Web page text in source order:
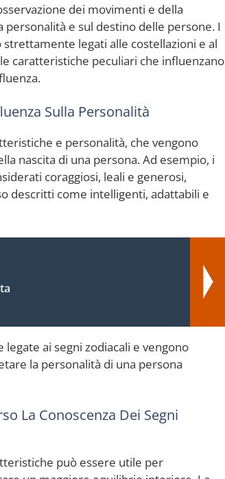
dei movimenti e della
e sul destino delle persone. I
strettamente legati alle costellazioni e al
caratteristiche peculiari che influenzano
Sulla Personalità
e personalità, che vengono
nascita di una persona. Ad esempio, i
coraggiosi, leali e generosi,
descritti come intelligenti, adattabili e
ai segni zodiacali e vengono
la personalità di una persona
La Conoscenza Dei Segni
può essere utile per